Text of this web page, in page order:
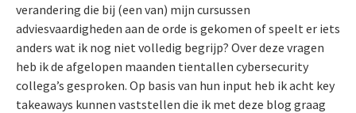
verandering die bij (een van) mijn cursussen
adviesvaardigheden aan de orde is gekomen of speelt er iets
anders wat ik nog niet volledig begrijp? Over deze vragen
heb ik de afgelopen maanden tientallen cybersecurity
collega’s gesproken. Op basis van hun input heb ik acht key
takeaways kunnen vaststellen die ik met deze blog graag